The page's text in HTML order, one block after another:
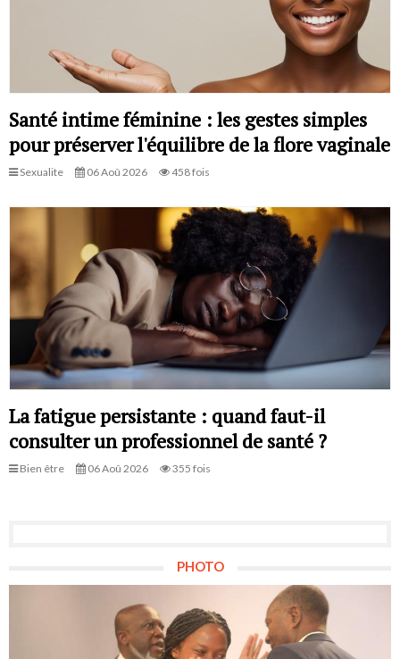
Santé intime féminine : les gestes simples
pour préserver l'équilibre de la flore vaginale
Sexualite 06 Aoû 2026 458 fois
La fatigue persistante : quand faut-il
consulter un professionnel de santé ?
Bien être 06 Aoû 2026 355 fois
PHOTO